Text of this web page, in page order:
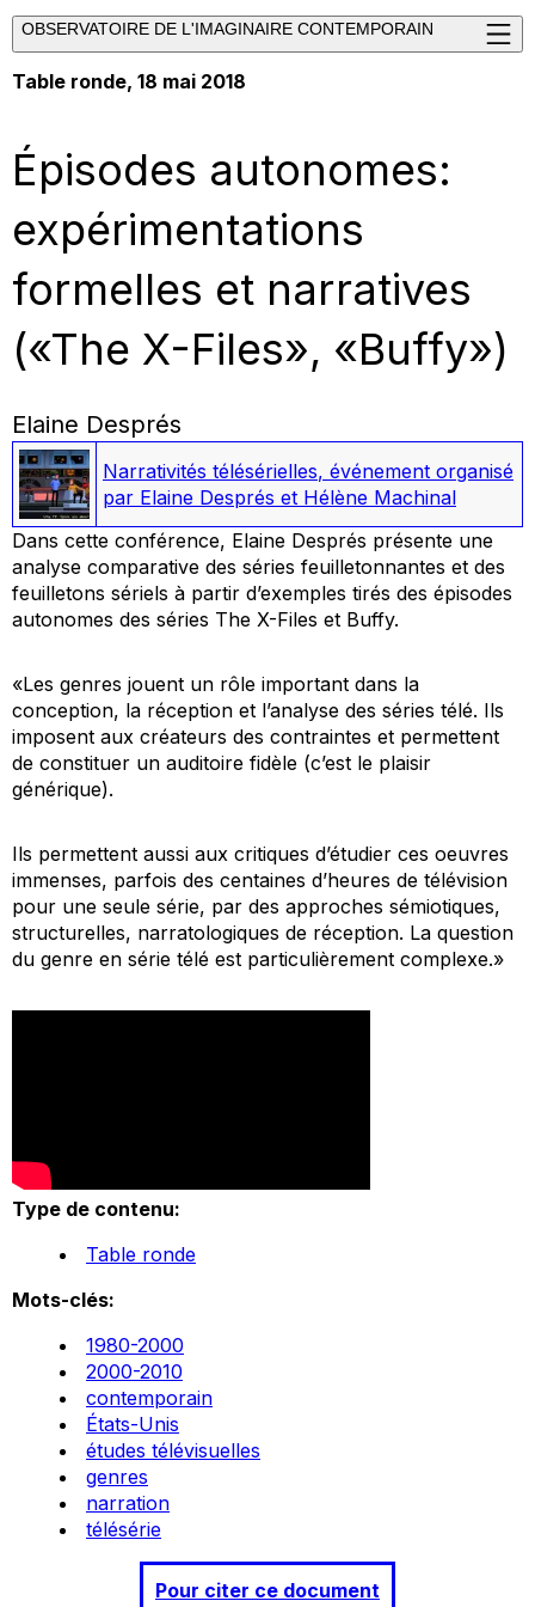
OBSERVATOIRE DE L'IMAGINAIRE CONTEMPORAIN
Table ronde, 18 mai 2018
Épisodes autonomes:
expérimentations
formelles et narratives
(«The X-Files», «Buffy»)
Elaine Després
Narrativités télésérielles, événement organisé
par Elaine Després et Hélène Machinal
Dans cette conférence, Elaine Després présente une
analyse comparative des séries feuilletonnantes et des
feuilletons sériels à partir d’exemples tirés des épisodes
autonomes des séries The X-Files et Buffy.
«Les genres jouent un rôle important dans la
conception, la réception et l’analyse des séries télé. Ils
imposent aux créateurs des contraintes et permettent
de constituer un auditoire fidèle (c’est le plaisir
générique).
Ils permettent aussi aux critiques d’étudier ces oeuvres
immenses, parfois des centaines d’heures de télévision
pour une seule série, par des approches sémiotiques,
structurelles, narratologiques de réception. La question
du genre en série télé est particulièrement complexe.»
Type de contenu:
Table ronde
Mots-clés:
1980-2000
2000-2010
contemporain
États-Unis
études télévisuelles
genres
narration
télésérie
Pour citer ce document